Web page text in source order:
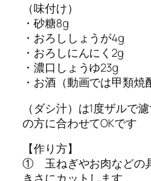
（味付け）
・砂糖8g
・おろししょうが4g
・おろしにんにく2g
・濃口しょうゆ23g
・お酒（動画では甲類焼
（ダシ汁）は1度ザルで
の方に合わせてOKです
【作り方】
① 玉ねぎやお肉などの